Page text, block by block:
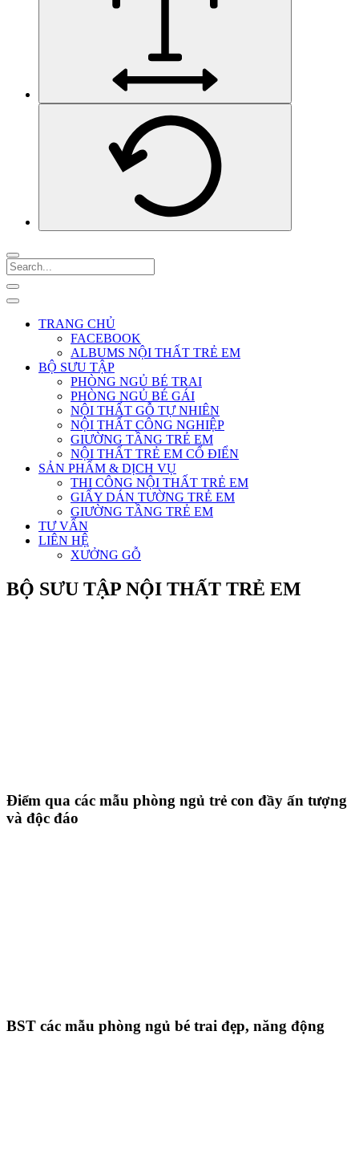
TRANG CHỦ
FACEBOOK
ALBUMS NỘI THẤT TRẺ EM
BỘ SƯU TẬP
PHÒNG NGỦ BÉ TRAI
PHÒNG NGỦ BÉ GÁI
NỘI THẤT GỖ TỰ NHIÊN
NỘI THẤT CÔNG NGHIỆP
GIƯỜNG TẦNG TRẺ EM
NỘI THẤT TRẺ EM CỔ ĐIỂN
SẢN PHẨM & DỊCH VỤ
THI CÔNG NỘI THẤT TRẺ EM
GIẤY DÁN TƯỜNG TRẺ EM
GIƯỜNG TẦNG TRẺ EM
TƯ VẤN
LIÊN HỆ
XƯỞNG GỖ
BỘ SƯU TẬP NỘI THẤT TRẺ EM
Điểm qua các mẫu phòng ngủ trẻ con đầy ấn tượng
và độc đáo
BST các mẫu phòng ngủ bé trai đẹp, năng động